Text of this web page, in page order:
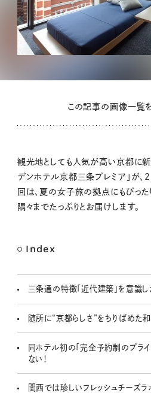
この記事の画像一覧
観光地としても人気が高い京都に
デンホテル京都三条プレミア」が
回は、夏の女子旅の拠点にもぴった
隅々までたっぷりとお届けします。
Index
三条通の特徴「近代建築」を意識
随所に“京都らしさ”をちりばめた
同ホテル初の「完全予約制のプライ
ない！
関西では珍しいフレッシュチーズラ